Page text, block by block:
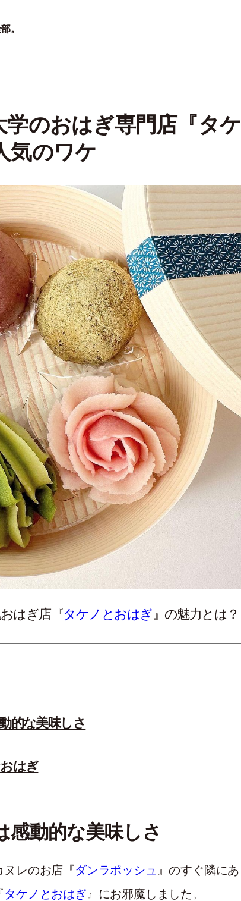
。
のおはぎ専門店『タケ
気のワケ
はぎ店『タケノとおはぎ』の魅力とは？
的な美味しさ
はぎ
感動的な美味しさ
ヌレのお店『ダンラポッシュ 』のすぐ隣にあ
タケノとおはぎ 』にお邪魔しました。